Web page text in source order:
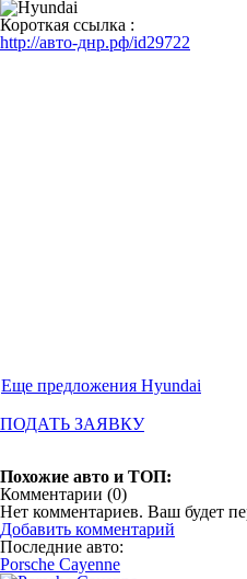
Короткая ссылка :
http://авто-днр.рф/id29722
Еще предложения Hyundai
ПОДАТЬ ЗАЯВКУ
Похожие авто и ТОП:
Комментарии (0)
Нет комментариев. Ваш будет
Добавить комментарий
Последние авто:
Porsche Cayenne